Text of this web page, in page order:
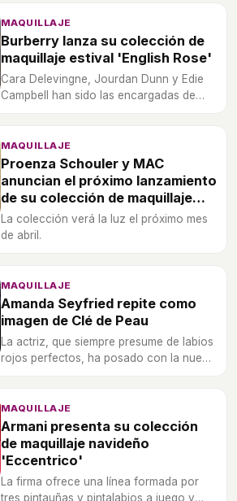
MAQUILLAJE
Burberry lanza su colección de
maquillaje estival 'English Rose'
Cara Delevingne, Jourdan Dunn y Edie
Campbell han sido las encargadas de
MAQUILLAJE
Proenza Schouler y MAC
anuncian el próximo lanzamiento
de su colección de maquillaje
estival
La colección verá la luz el próximo mes
de abril.
MAQUILLAJE
Amanda Seyfried repite como
imagen de Clé de Peau
La actriz, que siempre presume de labios
rojos perfectos, ha posado con la nueva
temporada.
MAQUILLAJE
Armani presenta su colección
de maquillaje navideño
'Eccentrico'
La firma ofrece una línea formada por
tres pintauñas y pintalabios a juego y